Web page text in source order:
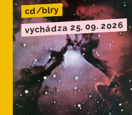
cd/blry
vychádza 25. 09. 2026